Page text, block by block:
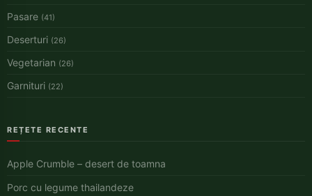
Pasare (41)
Deserturi (26)
Vegetarian (26)
Garnituri (22)
REȚETE RECENTE
Apple Crumble – desert de toamna
Porc cu legume thailandeze